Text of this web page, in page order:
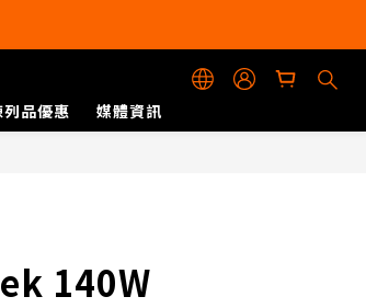
列品優惠 媒體資訊
140W